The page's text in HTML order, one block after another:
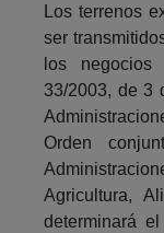
Los terrenos
ser
los
33/2003, de 3
Orden
Agricultura,
determinará